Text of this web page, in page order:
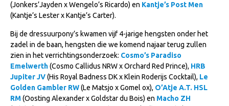
Verrichtingsonderzoek 2024-2025
Verrichtingsonderzoek 2022-2023
Verrichtingsonderzoek 2021-2022
Verrichtingsonderzoek 2020-2021
Verrichtingsonderzoek 2019-2020
(Jonkers’Jayden x Wengelo’s Ricardo) en Kantje’s Post Men
(Kantje’s Lester x Kantje’s Carter).
Bij de dressuurpony’s kwamen vijf 4-jarige hengsten onder het
zadel in de baan, hengsten die we komend najaar terug zullen
zien in het verrichtingsonderzoek: Cosmo’s Paradiso
Emelwerth(Cosmo Callidus NRW x Orchard Red Prince), HRB
Jupiter JV(His Royal Badness DK x Klein Roderijs Cocktail), Le
Golden Gambler RW(Le Matsjo x Gomel ox), O’Atje A.T. HSL
RM(Oosting Alexander x Goldstar du Bois) en Macho ZH